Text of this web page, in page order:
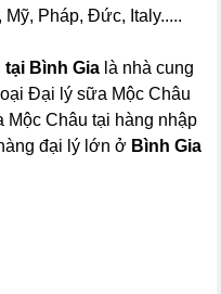
Pháp, Đức, Italy.....
Bình Gia là nhà cung
Đại lý sữa Mộc Châu
Châu tại hàng nhập
đại lý lớn ở Bình Gia